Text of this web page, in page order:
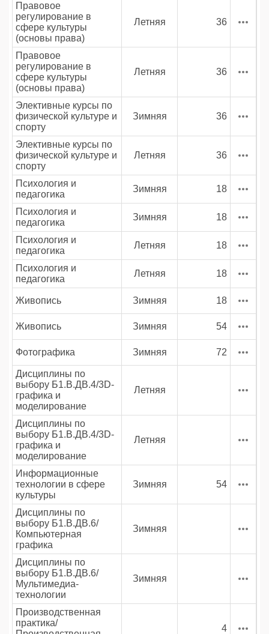
Правовое
регулирование в
сфере культуры
(основы права)
Летняя 36
Правовое
регулирование в
сфере культуры
(основы права)
Летняя 36
Элективные курсы по
физической культуре и
спорту
Зимняя 36
Элективные курсы по
физической культуре и
спорту
Летняя 36
Психология и
педагогика
Зимняя 18
Психология и
педагогика
Зимняя 18
Психология и
педагогика
Летняя 18
Психология и
педагогика
Летняя 18
Живопись Зимняя 18
Живопись Зимняя 54
Фотографика Зимняя 72
Дисциплины по
выбору Б1.В.ДВ.4/3D-
графика и
моделирование
Летняя
Дисциплины по
выбору Б1.В.ДВ.4/3D-
графика и
моделирование
Летняя
Информационные
технологии в сфере
культуры
Зимняя 54
Дисциплины по
выбору Б1.В.ДВ.6/
Компьютерная
графика
Зимняя
Дисциплины по
выбору Б1.В.ДВ.6/
Мультимедиа-
технологии
Зимняя
Производственная
практика/
4